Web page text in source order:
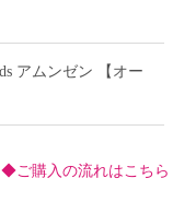
アムンゼン 【オー
◆ご購入の流れはこちら